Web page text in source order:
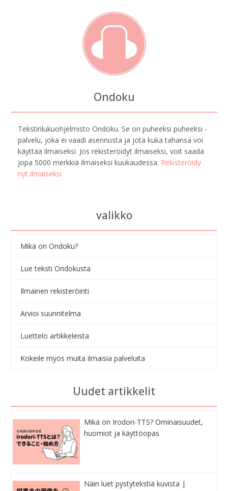
Ondoku
Tekstinlukuohjelmisto Ondoku. Se on puheeksi puheeksi -
palvelu, joka ei vaadi asennusta ja jota kuka tahansa voi
käyttää ilmaiseksi. Jos rekisteröidyt ilmaiseksi, voit saada
jopa 5000 merkkiä ilmaiseksi kuukaudessa. Rekisteröidy
nyt ilmaiseksi
valikko
Mikä on Ondoku?
Lue teksti Ondokusta
Ilmainen rekisteröinti
Arvioi suunnitelma
Luettelo artikkeleista
Kokeile myös muita ilmaisia palveluita
Uudet artikkelit
Mikä on Irodori-TTS? Ominaisuudet,
huomiot ja käyttöopas
Näin luet pystytekstiä kuvista |